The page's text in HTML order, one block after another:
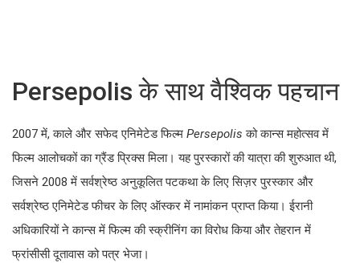
Persepolis के साथ वैश्विक पहचान
2007 में, काले और सफेद एनिमेटेड फिल्म Persepolis को कान्स महोत्सव में
फिल्म आलोचकों का ग्रैंड प्रिक्स मिला। यह पुरस्कारों की यात्रा की शुरुआत थी,
जिसने 2008 में सर्वश्रेष्ठ अनुकूलित पटकथा के लिए सिज़र पुरस्कार और
सर्वश्रेष्ठ एनिमेटेड फीचर के लिए ऑस्कर में नामांकन प्राप्त किया। ईरानी
अधिकारियों ने कान्स में फिल्म की स्क्रीनिंग का विरोध किया और तेहरान में
फ्रांसीसी दूतावास को पत्र भेजा।